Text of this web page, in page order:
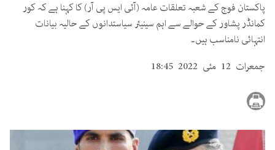
پاکستان فوج کے شعبہ تعلقات عامہ (آئی ایس پی آر) کا کہنا ہے کہ کور
کمانڈر پشاور کے حوالے سے اہم سینیئر سیاستدانوں کے حالیہ بیانات
انتہائی نامناسب ہیں۔
جمعرات 12 مئی 2022 18:45